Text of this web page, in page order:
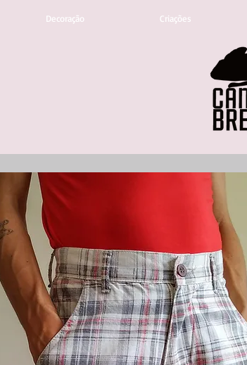
Decoração Criações